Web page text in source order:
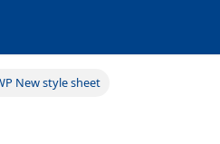
New style sheet